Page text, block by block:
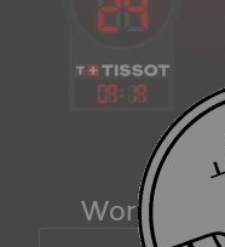
09: 19
Word lid